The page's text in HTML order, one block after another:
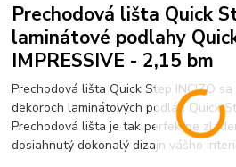
Prechodová lišta Quick
laminátové podlahy
IMPRESSIVE - 2,15 bm
Prechodová lišta Quick Step INCIZO
dekoroch laminátových podláh Quick
Prechodová lišta je tak perfektne
dosiahnutý dokonalý dizajn vášho